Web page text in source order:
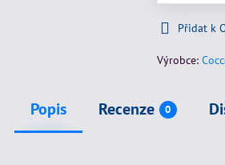
Přidat k
Výrobce:
Popis Recenze 0